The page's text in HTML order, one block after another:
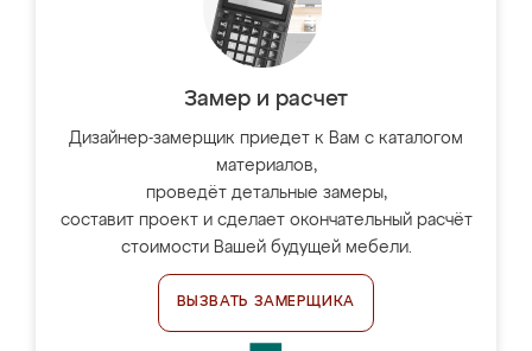
Замер и расчет
Дизайнер-замерщик приедет к Вам с каталогом
материалов,
проведёт детальные замеры,
составит проект и сделает окончательный расчёт
стоимости Вашей будущей мебели.
ВЫЗВАТЬ ЗАМЕРЩИКА